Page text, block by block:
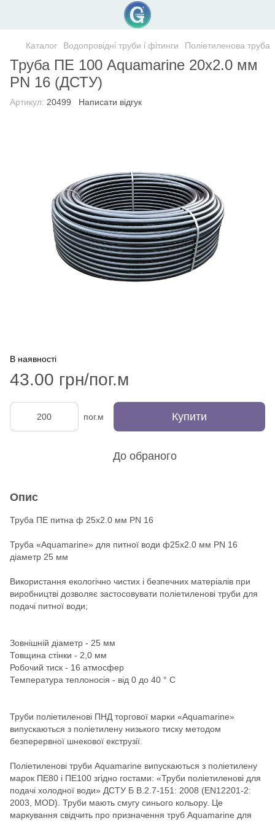
Каталог Водопровідні труби і фітинги Поліетиленова труба
Труба ПЕ 100 Aquamarine 20x2.0 мм
PN 16 (ДСТУ)
Артикул: 20499 Написати відгук
В наявності
43.00 грн/пог.м
пог.м Купити
До обраного
Опис
Труба ПЕ питна ф 25x2.0 мм PN 16
Труба «Aquamarine» для питної води ф25x2.0 мм PN 16
діаметр 25 мм
Використання екологічно чистих і безпечних матеріалів при
виробництві дозволяє застосовувати поліетиленові труби для
подачі питної води;
Зовнішній діаметр - 25 мм
Товщина стінки - 2,0 мм
Робочий тиск - 16 атмосфер
Температура теплоносія - від 0 до 40 ° C
Труби поліетиленові ПНД торгової марки «Aquamarine»
випускаються з поліетилену низького тиску методом
безперервної шнекової екструзії.
Поліетиленові труби Aquamarine випускаються з поліетилену
марок ПЕ80 і ПЕ100 згідно гостами: «Труби поліетиленові для
подачі холодної води» ДСТУ Б В.2.7-151: 2008 (EN12201-2:
2003, MOD). Труби мають смугу синього кольору. Це
маркування свідчить про призначення труб Aquamarine для